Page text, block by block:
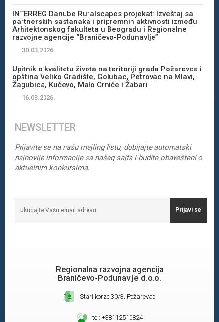
INTERREG Danube Ruralscapes projekat: Izveštaj sa
partnerskih sastanaka i pripremnih aktivnosti između
Arhitektonskog fakulteta u Beogradu i Regionalne
razvojne agencije “Braničevo-Podunavlje”
30.03.2026.
Upitnik o kvalitetu života na teritoriji grada Požarevca i
opština Veliko Gradište, Golubac, Petrovac na Mlavi,
Žagubica, Kučevo, Malo Crniće i Žabari
16.03.2026.
NEWSLETTER
Prijavite se na našu mejling listu, dobijajte automatski
najnovije informacije sa našeg sajta i budite obavešteni o
aktuelnim konkursima.
Prijavi se
Regionalna razvojna agencija
Braničevo-Podunavlje d.o.o.
Stari korzo 30/3, Požarevac
tel: +38112510824